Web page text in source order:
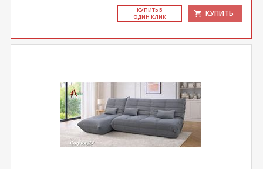
КУ­ПИТЬ В
ОДИН КЛИК
КУПИТЬ